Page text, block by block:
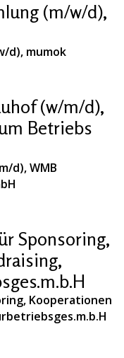
(m/w/d),
d), mumok
(w/m/d),
Betriebs
d), WMB
Sponsoring,
Kooperationen